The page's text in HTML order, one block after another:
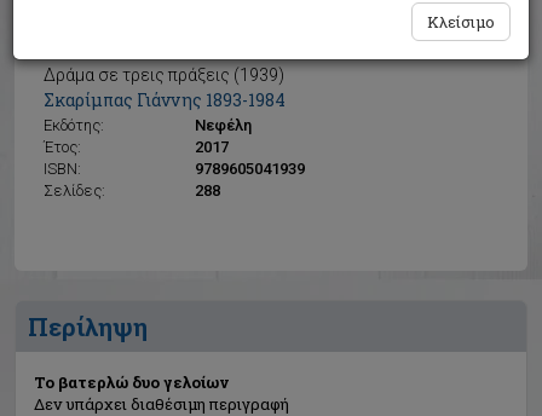
Δράμα σε τρεις πράξεις (1939)
Σκαρίμπας Γιάννης 1893-1984
Εκδότης:
Νεφέλη
Έτος:
2017
ISBN:
9789605041939
Σελίδες:
288
Περίληψη
Το βατερλώ δυο γελοίων
Δεν υπάρχει διαθέσιμη περιγραφή
Κλείσιμο